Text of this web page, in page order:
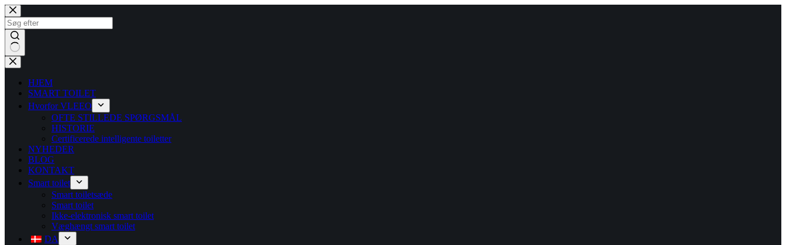
HJEM
SMART TOILET
Hvorfor VLEEO
OFTE STILLEDE SPØRGSMÅL
HISTORIE
Certificerede intelligente toiletter
NYHEDER
BLOG
KONTAKT
Smart toilet
Smart toiletsæde
Smart toilet
Ikke-elektronisk smart toilet
Væghængt smart toilet
DA